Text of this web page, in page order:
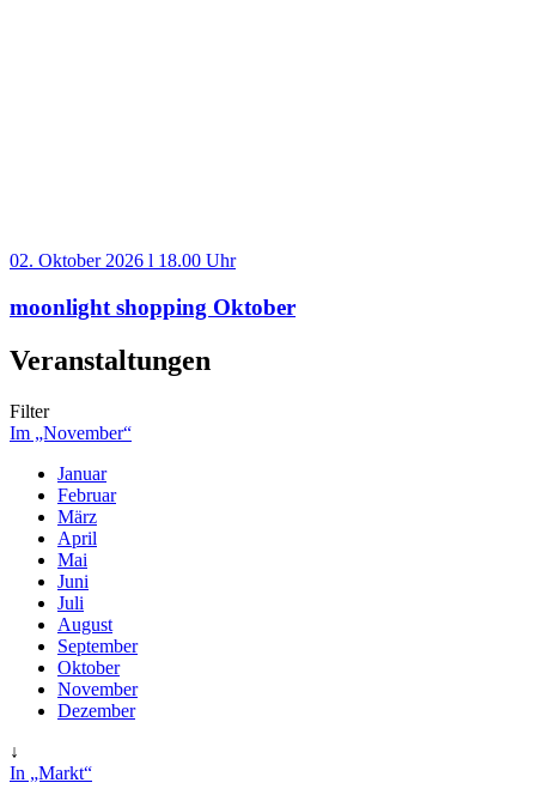
02. Oktober 2026 l 18.00 Uhr
moonlight shopping Oktober
Veranstaltungen
Filter
Im „November“
Januar
Februar
März
April
Mai
Juni
Juli
August
September
Oktober
November
Dezember
↓
In „Markt“